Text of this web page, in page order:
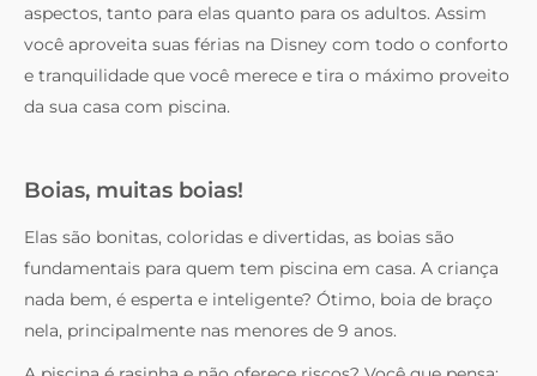
aspectos, tanto para elas quanto para os adultos. Assim
você aproveita suas férias na Disney com todo o conforto
e tranquilidade que você merece e tira o máximo proveito
da sua casa com piscina.
Boias, muitas boias!
Elas são bonitas, coloridas e divertidas, as boias são
fundamentais para quem tem piscina em casa. A criança
nada bem, é esperta e inteligente? Ótimo, boia de braço
nela, principalmente nas menores de 9 anos.